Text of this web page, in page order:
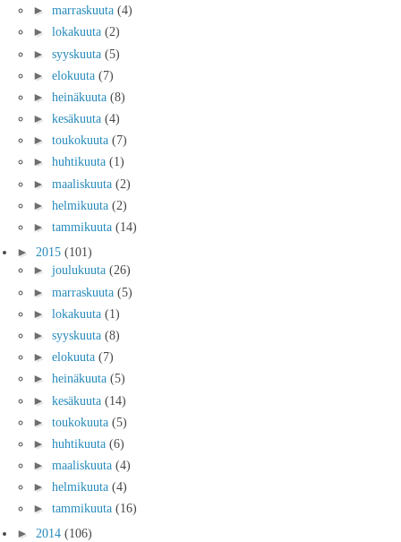
► marraskuuta (4)
► lokakuuta (2)
► syyskuuta (5)
► elokuuta (7)
► heinäkuuta (8)
► kesäkuuta (4)
► toukokuuta (7)
► huhtikuuta (1)
► maaliskuuta (2)
► helmikuuta (2)
► tammikuuta (14)
► 2015 (101)
► joulukuuta (26)
► marraskuuta (5)
► lokakuuta (1)
► syyskuuta (8)
► elokuuta (7)
► heinäkuuta (5)
► kesäkuuta (14)
► toukokuuta (5)
► huhtikuuta (6)
► maaliskuuta (4)
► helmikuuta (4)
► tammikuuta (16)
► 2014 (106)